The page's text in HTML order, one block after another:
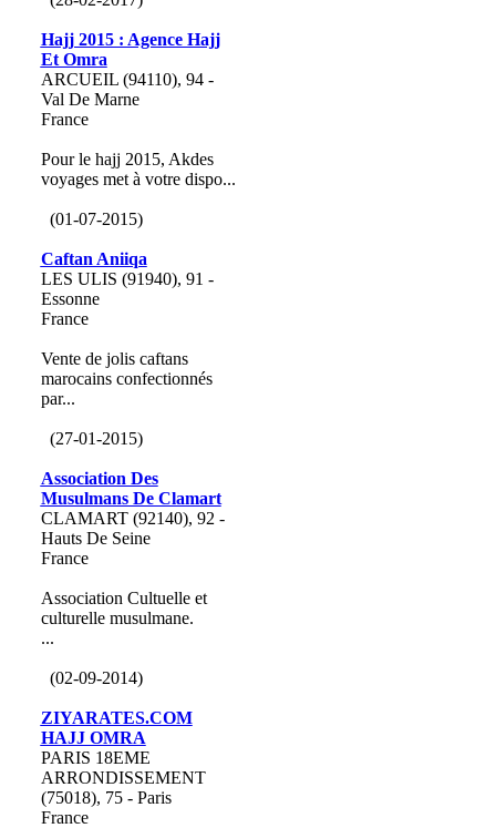
Hajj 2015 : Agence Hajj
Et Omra
ARCUEIL (94110), 94 -
Val De Marne
France
Pour le hajj 2015, Akdes
voyages met à votre dispo...
(01-07-2015)
Caftan Aniiqa
LES ULIS (91940), 91 -
Essonne
France
Vente de jolis caftans
marocains confectionnés
par...
(27-01-2015)
Association Des
Musulmans De Clamart
CLAMART (92140), 92 -
Hauts De Seine
France
Association Cultuelle et
culturelle musulmane.
...
(02-09-2014)
ZIYARATES.COM
HAJJ OMRA
PARIS 18EME
ARRONDISSEMENT
(75018), 75 - Paris
France